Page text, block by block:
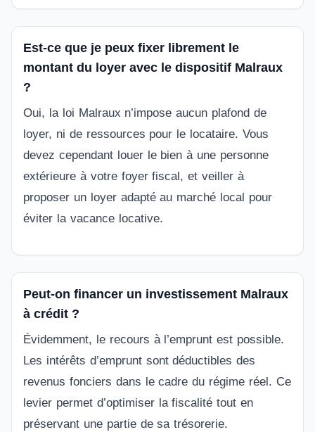
Est-ce que je peux fixer librement le
montant du loyer avec le dispositif Malraux
?
Oui, la loi Malraux n’impose aucun plafond de
loyer, ni de ressources pour le locataire. Vous
devez cependant louer le bien à une personne
extérieure à votre foyer fiscal, et veiller à
proposer un loyer adapté au marché local pour
éviter la vacance locative.
Peut-on financer un investissement Malraux
à crédit ?
Évidemment, le recours à l’emprunt est possible.
Les intérêts d’emprunt sont déductibles des
revenus fonciers dans le cadre du régime réel. Ce
levier permet d’optimiser la fiscalité tout en
préservant une partie de sa trésorerie.